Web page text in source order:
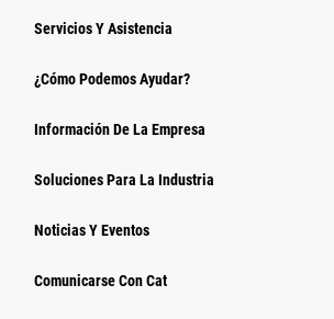
Servicios Y Asistencia
¿Cómo Podemos Ayudar?
Información De La Empresa
Soluciones Para La Industria
Noticias Y Eventos
Comunicarse Con Cat